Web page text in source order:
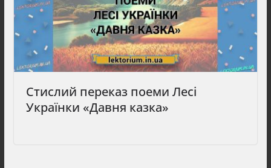
Стислий переказ поеми Лесі
Українки «Давня казка»